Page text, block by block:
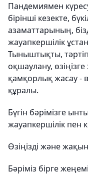
Пандемиямен
бірінші кезекте,
азаматтарының,
жауапкершілік
Тыныштықты,
оқшаулану,
қамқорлық жасау -
құралы.
Бүгін бәрімізге
жауапкершілік пен
Өзіңізді және
Бәріміз бірге